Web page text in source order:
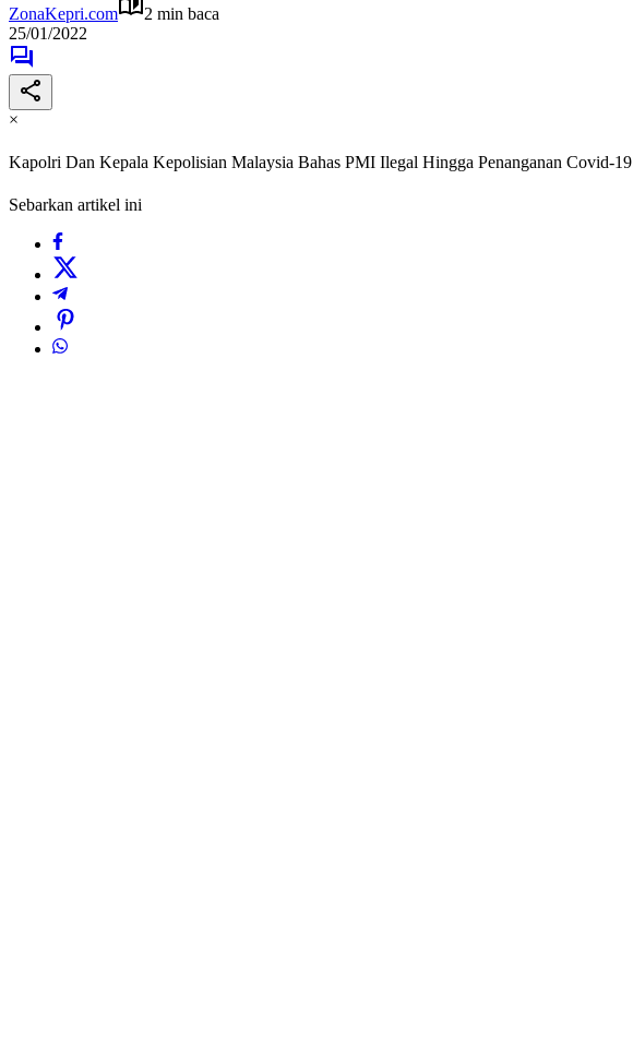
ZonaKepri.com
2 min baca
25/01/2022
×
Kapolri Dan Kepala Kepolisian Malaysia Bahas PMI Ilegal Hingga Penanganan Covid-19
Sebarkan artikel ini